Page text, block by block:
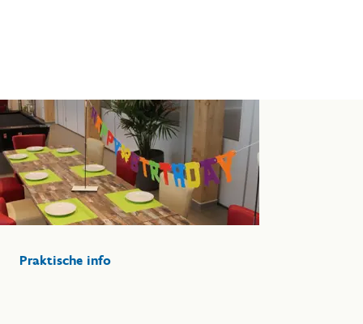
Praktische info